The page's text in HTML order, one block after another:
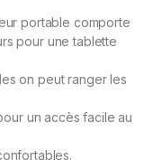
portable comporte
pour une tablette
on peut ranger les
un accès facile au